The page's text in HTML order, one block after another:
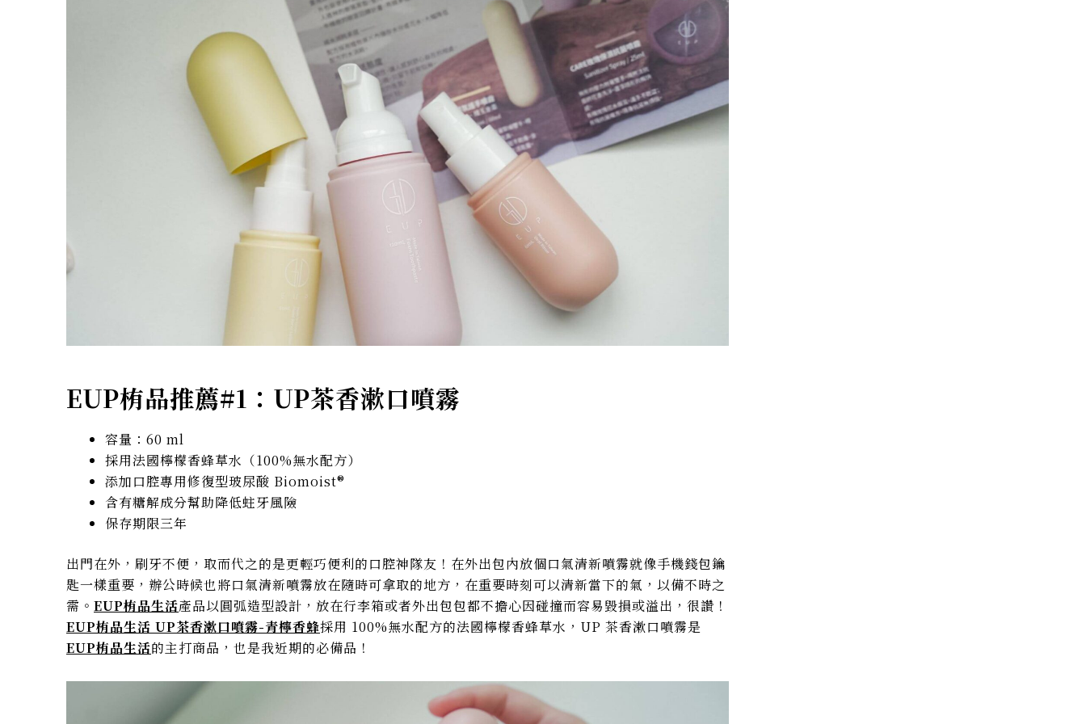
EUP栯品推薦#1： UP茶香漱口噴霧
容量：60 ml
採用法國檸檬香蜂草水（100%無水配方）
添加口腔專用修復型玻尿酸 Biomoist®
含有糖解成分幫助降低蛀牙風險
保存期限三年
出門在外，刷牙不便，取而代之的是更輕巧便利的口腔神隊友！在外出包內放個口氣清新噴霧就像手機錢包鑰
匙一樣重要，辦公時候也將口氣清新噴霧放在隨時可拿取的地方，在重要時刻可以清新當下的氣，以備不時之
需。 EUP栯品生活產品以圓弧造型設計，放在行李箱或者外出包包都不擔心因碰撞而容易毀損或溢出，很讚！
EUP栯品生活 UP茶香漱口噴霧-青檸香蜂採用 100%無水配方的法國檸檬香蜂草水，UP 茶香漱口噴霧是
EUP栯品生活的主打商品，也是我近期的必備品！